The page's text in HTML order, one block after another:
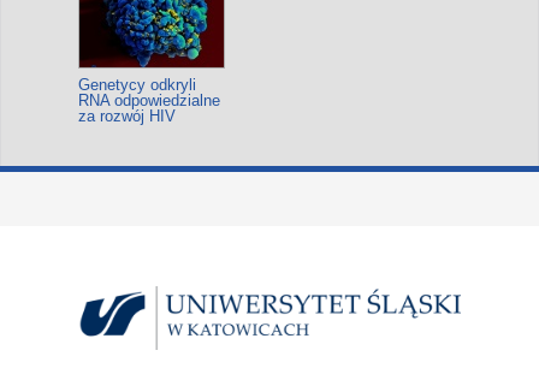
Genetycy odkryli
RNA odpowiedzialne
za rozwój HIV